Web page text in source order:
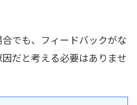
でも、フィードバックがな
だと考える必要はありませ